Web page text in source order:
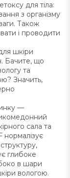
для тіла:
з організму
Також
і проводити
шкіри
Бачите, що
та
Значить,
—
сала та
нормалізує
глибоке
в шари
вологою.